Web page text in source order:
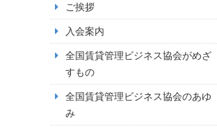
ご挨拶
入会案内
全国賃貸管理ビジネス協会がめざ
すもの
全国賃貸管理ビジネス協会のあゆ
み